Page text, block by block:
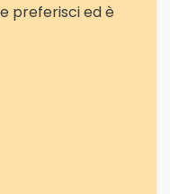
preferisci ed è